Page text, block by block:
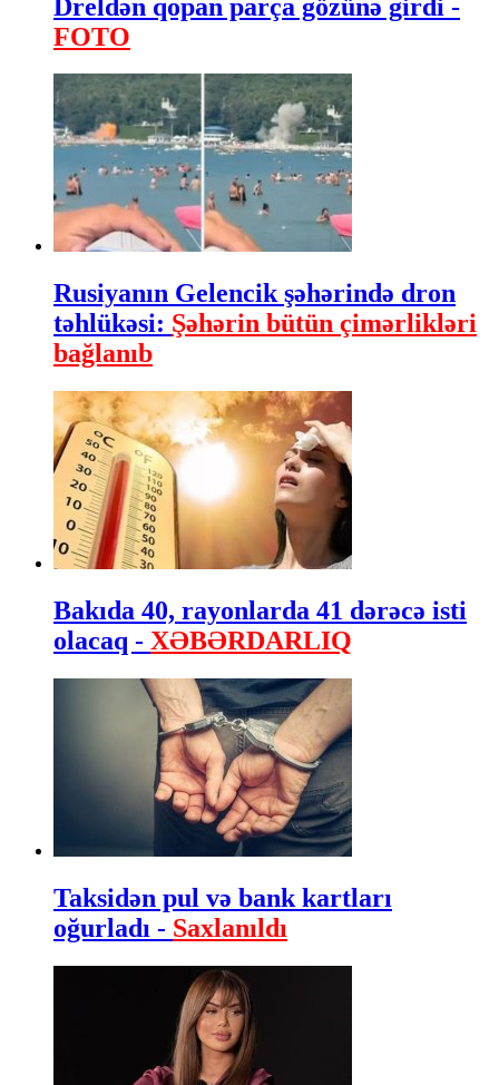
Dreldən qopan parça gözünə girdi -
FOTO
Rusiyanın Gelencik şəhərində dron
təhlükəsi: Şəhərin bütün çimərlikləri
bağlanıb
Bakıda 40, rayonlarda 41 dərəcə isti
olacaq - XƏBƏRDARLIQ
Taksidən pul və bank kartları
oğurladı - Saxlanıldı